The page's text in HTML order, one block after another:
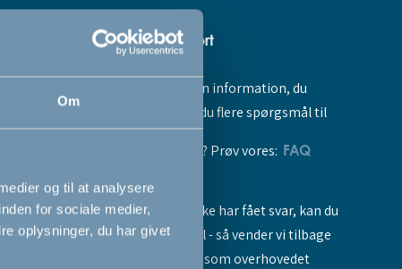
Om
og til at analysere
for sociale medier,
oplysninger, du har givet
Hjælp & support
Fandt du ikke den information, du
søgte, eller har du flere spørgsmål til
vores produkter? Prøv vores: FAQ
Hvis du stadig ikke har fået svar, kan du
sende os en mail - så vender vi tilbage
til dig så hurtigt som overhovedet